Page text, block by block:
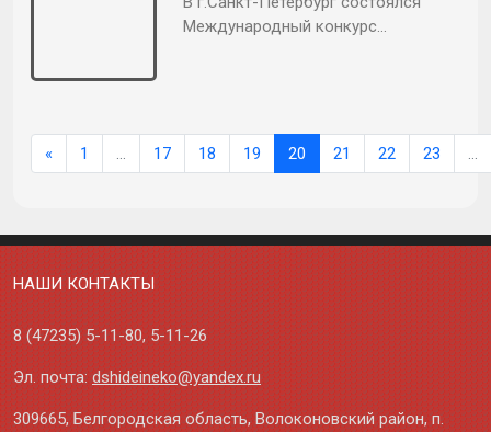
Международный конкурс...
« 1 … 17 18 19 20 21 22 23 …
НАШИ КОНТАКТЫ
8 (47235) 5-11-80, 5-11-26
Эл. почта:dshideineko@yandex.ru
309665, Белгородская область, Волоконовский район, п.